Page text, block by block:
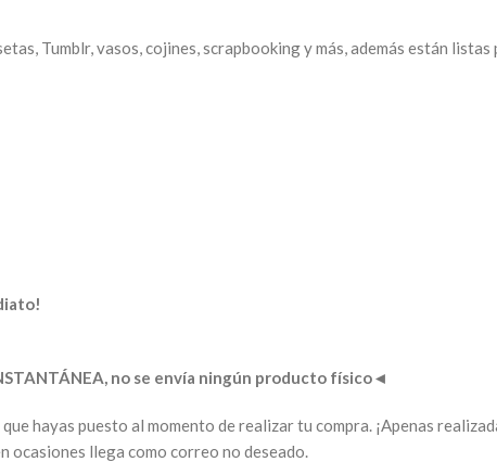
Tumblr, vasos, cojines, scrapbooking y más, además están
no se envía ningún producto físico◄
hayas puesto al momento de realizar tu compra. ¡Apenas
ocasiones llega como correo no deseado.